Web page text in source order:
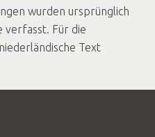
wurden ursprünglich
verfasst. Für die
Text